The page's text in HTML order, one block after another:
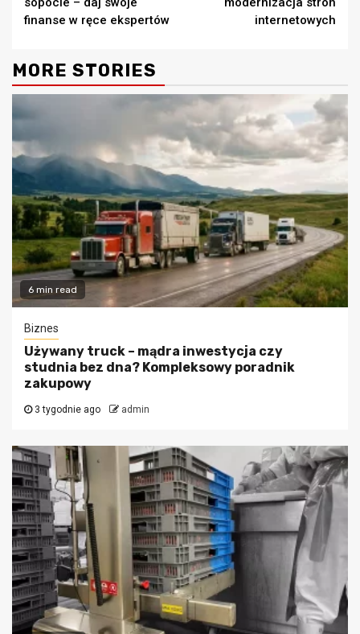
finanse w ręce ekspertów
internetowych
MORE STORIES
6 min read
Biznes
Używany truck – mądra inwestycja czy
studnia bez dna? Kompleksowy poradnik
zakupowy
3 tygodnie ago admin